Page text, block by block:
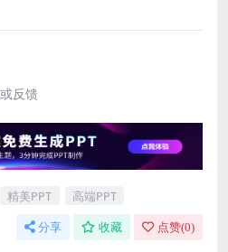
反馈
精美PPT 高端PPT
分享 收藏 点赞(0)